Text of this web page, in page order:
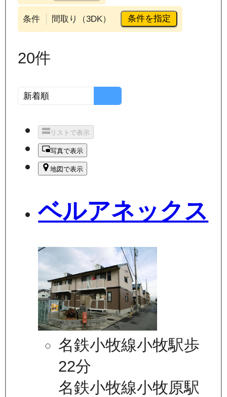
条件 間取り（3DK） 条件を指定
20件
リストで表示
写真で表示
地図で表示
ベルアネックス
名鉄小牧線小牧駅歩
22分
名鉄小牧線小牧原駅